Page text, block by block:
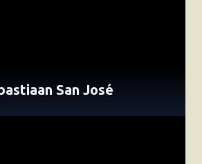
San José